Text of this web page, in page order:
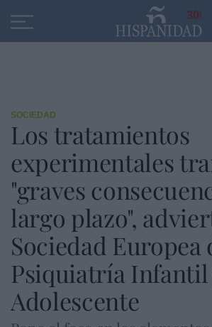
30
SOCIEDAD
Los tratamientos
experimentales
"graves
largo plazo",
Sociedad Europea
Psiquiatría Infantil
Adolescente